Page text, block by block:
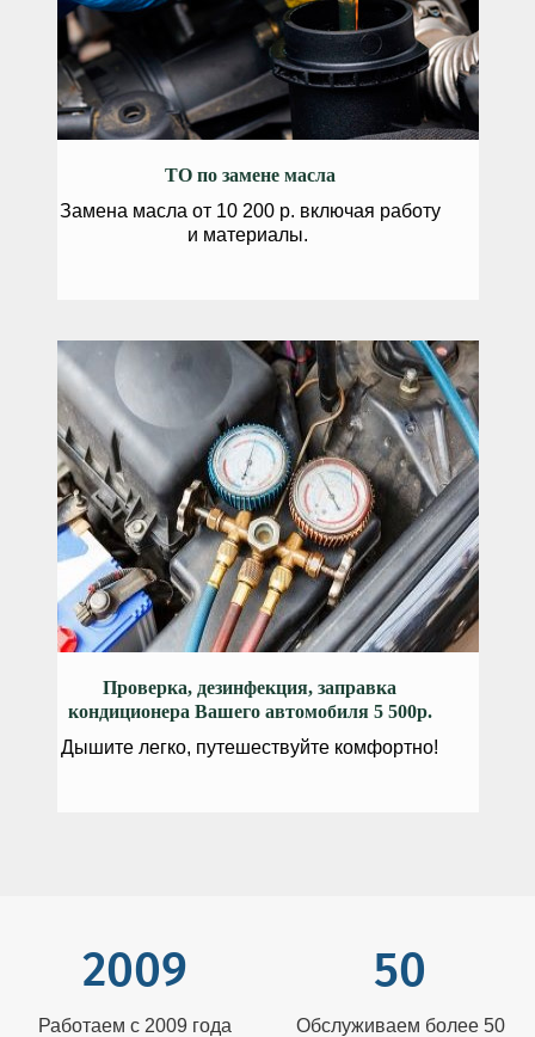
ТО по замене масла
Замена масла от 10 200 р. включая работу
и материалы.
Проверка, дезинфекция, заправка
кондиционера Вашего автомобиля 5 500р.
Дышите легко, путешествуйте комфортно!
2009
Работаем с 2009 года
50
Обслуживаем более 50